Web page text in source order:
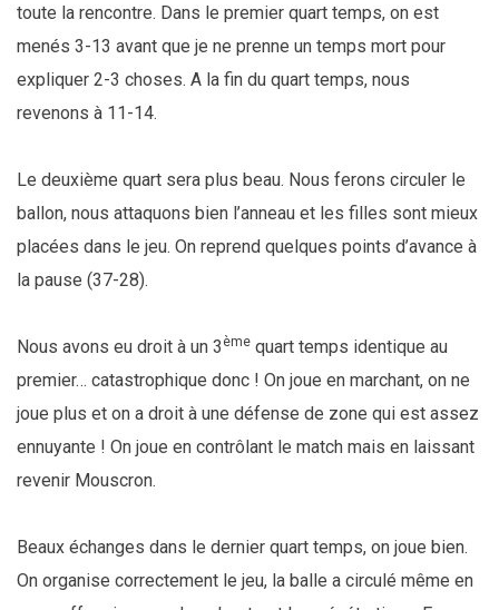
toute la rencontre. Dans le premier quart temps, on est
menés 3-13 avant que je ne prenne un temps mort pour
expliquer 2-3 choses. A la fin du quart temps, nous
revenons à 11-14.
Le deuxième quart sera plus beau. Nous ferons circuler le
ballon, nous attaquons bien l’anneau et les filles sont mieux
placées dans le jeu. On reprend quelques points d’avance à
la pause (37-28).
Nous avons eu droit à un 3 ème quart temps identique au
premier… catastrophique donc ! On joue en marchant, on ne
joue plus et on a droit à une défense de zone qui est assez
ennuyante ! On joue en contrôlant le match mais en laissant
revenir Mouscron.
Beaux échanges dans le dernier quart temps, on joue bien.
On organise correctement le jeu, la balle a circulé même en